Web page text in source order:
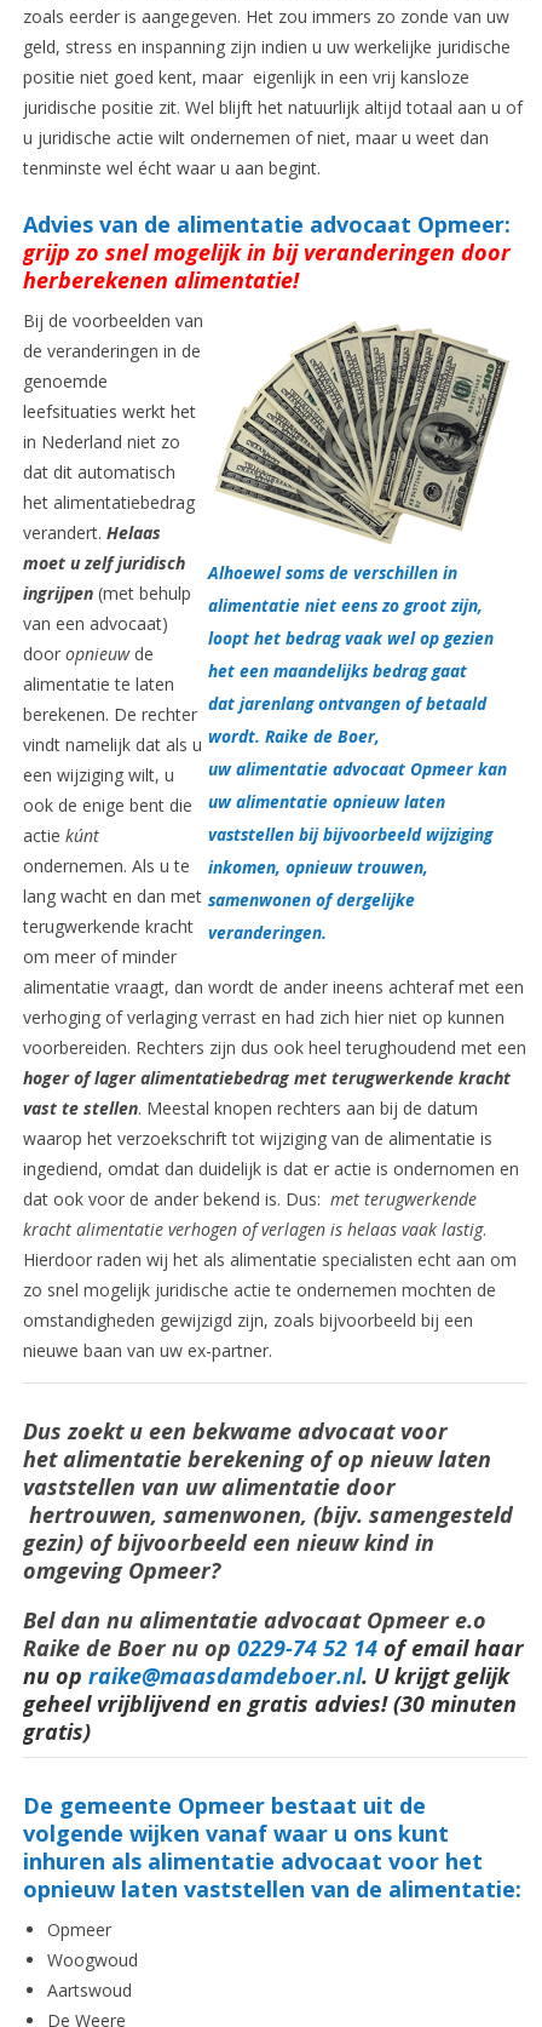
zoals eerder is aangegeven. Het zou immers zo zonde van uw
geld, stress en inspanning zijn indien u uw werkelijke juridische
positie niet goed kent, maar eigenlijk in een vrij kansloze
juridische positie zit. Wel blijft het natuurlijk altijd totaal aan u of
u juridische actie wilt ondernemen of niet, maar u weet dan
tenminste wel écht waar u aan begint.
Advies van de alimentatie advocaat Opmeer:
grijp zo snel mogelijk in bij veranderingen door
herberekenen alimentatie!
Alhoewel soms de verschillen in
alimentatie niet eens zo groot zijn,
loopt het bedrag vaak wel op gezien
het een maandelijks bedrag gaat
dat jarenlang ontvangen of betaald
wordt. Raike de Boer,
uw alimentatie advocaat Opmeer kan
uw alimentatie opnieuw laten
vaststellen bij bijvoorbeeld wijziging
inkomen, opnieuw trouwen,
samenwonen of dergelijke
veranderingen.
Bij de voorbeelden van
de veranderingen in de
genoemde
leefsituaties werkt het
in Nederland niet zo
dat dit automatisch
het alimentatiebedrag
verandert. Helaas
moet u zelf juridisch
ingrijpen(met behulp
van een advocaat)
door opnieuwde
alimentatie te laten
berekenen. De rechter
vindt namelijk dat als u
een wijziging wilt, u
ook de enige bent die
actie kúnt
ondernemen. Als u te
lang wacht en dan met
terugwerkende kracht
om meer of minder
alimentatie vraagt, dan wordt de ander ineens achteraf met een
verhoging of verlaging verrast en had zich hier niet op kunnen
voorbereiden. Rechters zijn dus ook heel terughoudend met een
hoger of lager alimentatiebedrag met terugwerkende kracht
vast te stellen. Meestal knopen rechters aan bij de datum
waarop het verzoekschrift tot wijziging van de alimentatie is
ingediend, omdat dan duidelijk is dat er actie is ondernomen en
dat ook voor de ander bekend is. Dus: met terugwerkende
kracht alimentatie verhogen of verlagen is helaas vaak lastig.
Hierdoor raden wij het als alimentatie specialisten echt aan om
zo snel mogelijk juridische actie te ondernemen mochten de
omstandigheden gewijzigd zijn, zoals bijvoorbeeld bij een
nieuwe baan van uw ex-partner.
Dus zoekt u een bekwame advocaat voor
het alimentatie berekening of op nieuw laten
vaststellen van uw alimentatie door
hertrouwen, samenwonen, (bijv. samengesteld
gezin) of bijvoorbeeld een nieuw kind in
omgeving Opmeer?
Bel dan nu alimentatie advocaat Opmeer e.o
Raike de Boer nu op 0229-74 52 14 of email haar
nu op raike@maasdamdeboer.nl. U krijgt gelijk
geheel vrijblijvend en gratis advies! (30 minuten
gratis)
De gemeente Opmeer bestaat uit de
volgende wijken vanaf waar u ons kunt
inhuren als alimentatie advocaat voor het
opnieuw laten vaststellen van de alimentatie:
Opmeer
Woogwoud
Aartswoud
De Weere